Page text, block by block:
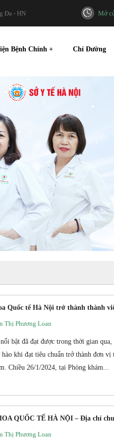
Đa - HN Mở
Bệnh Chính + Chỉ Đường
Quốc tế Hà Nội trở thành thành
Thị Phương Loan
bật đã đạt được trong thời gian
khi đạt tiêu chuẩn trở thành đơn vị
Chiều 26/1/2024, tại Phòng khám...
QUỐC TẾ HÀ NỘI – Địa chỉ
Thị Phương Loan